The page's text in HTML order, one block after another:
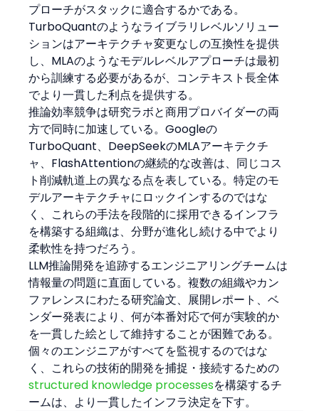
プローチがスタックに適合するかである。
TurboQuantのようなライブラリレベルソリュー
ションはアーキテクチャ変更なしの互換性を提供
し、MLAのようなモデルレベルアプローチは最初
から訓練する必要があるが、コンテキスト長全体
でより一貫した利点を提供する。
推論効率競争は研究ラボと商用プロバイダーの両
方で同時に加速している。Googleの
TurboQuant、DeepSeekのMLAアーキテクチ
ャ、FlashAttentionの継続的な改善は、同じコス
ト削減軌道上の異なる点を表している。特定のモ
デルアーキテクチャにロックインするのではな
く、これらの手法を段階的に採用できるインフラ
を構築する組織は、分野が進化し続ける中でより
柔軟性を持つだろう。
LLM推論開発を追跡するエンジニアリングチームは
情報量の問題に直面している。複数の組織やカン
ファレンスにわたる研究論文、展開レポート、ベ
ンダー発表により、何が本番対応で何が実験的か
を一貫した絵として維持することが困難である。
個々のエンジニアがすべてを監視するのではな
く、これらの技術的開発を捕捉・接続するための
structured knowledge processesを構築するチ
ームは、より一貫したインフラ決定を下す。